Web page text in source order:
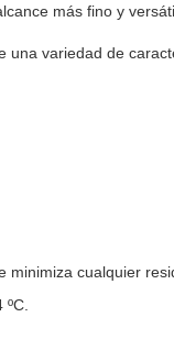
más fino y
una variedad de
cualquier